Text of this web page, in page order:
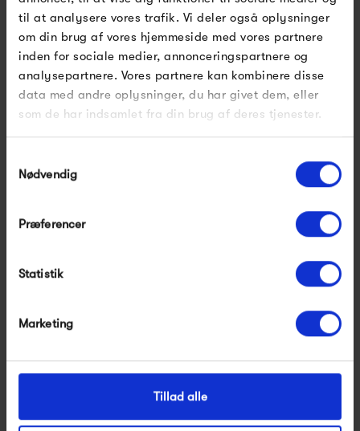
til at analysere vores trafik. Vi deler også oplysninger
om din brug af vores hjemmeside med vores partnere
inden for sociale medier, annonceringspartnere og
analysepartnere. Vores partnere kan kombinere disse
data med andre oplysninger, du har givet dem, eller
som de har indsamlet fra din brug af deres tjenester.
Nødvendig
Præferencer
Statistik
Marketing
Tillad alle
print, som stammer tilbage fra det 17. til 19. århundrede.
Dybdahl ønsker at tage dig med på eventyr og udforske
deres brede udvalg af visuelt guld!
Produkter fra samme kategori
Magnolia
Scenery